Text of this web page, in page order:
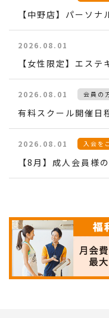
【中野店】パーソ
2026.08.01
【女性限定】エス
2026.08.01 会員の
有料スクール開催日
2026.08.01 入会を
【8月】成人会員様